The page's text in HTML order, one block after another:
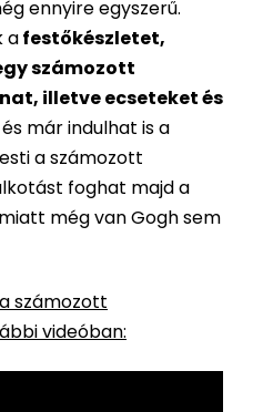
ennyire egyszerű.
afestőkészletet,
számozott
illetve ecseteket és
és már indulhat is a
a számozott
foghat majd a
még van Gogh sem
számozott
videóban: